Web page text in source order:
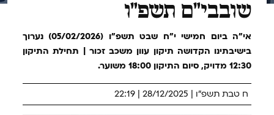
שובבי"ם תשפ"ו
אי"ה ביום חמישי י״ח שבט תשפ״ו (05/02/2026) נערוך
בישיבתינו הקדושה תיקון עוון משכב זכור | תחילת התיקון
12:30 מדויק, סיום התיקון 18:00 משוער.
ח טבת תשפ"ו | 28/12/2025 | 22:19